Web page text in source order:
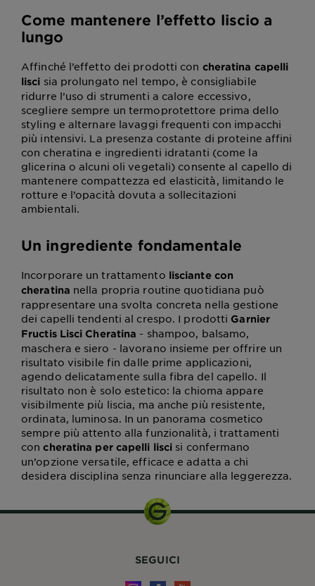
Come mantenere l’effetto liscio a
lungo
Affinché l’effetto dei prodotti con cheratina capelli
lisci sia prolungato nel tempo, è consigliabile
ridurre l’uso di strumenti a calore eccessivo,
scegliere sempre un termoprotettore prima dello
styling e alternare lavaggi frequenti con impacchi
più intensivi. La presenza costante di proteine affini
con cheratina e ingredienti idratanti (come la
glicerina o alcuni oli vegetali) consente al capello di
mantenere compattezza ed elasticità, limitando le
rotture e l’opacità dovuta a sollecitazioni
ambientali.
Un ingrediente fondamentale
Incorporare un trattamento lisciante con
cheratina nella propria routine quotidiana può
rappresentare una svolta concreta nella gestione
dei capelli tendenti al crespo. I prodotti Garnier
Fructis Lisci Cheratina - shampoo, balsamo,
maschera e siero - lavorano insieme per offrire un
risultato visibile fin dalle prime applicazioni,
agendo delicatamente sulla fibra del capello. Il
risultato non è solo estetico: la chioma appare
visibilmente più liscia, ma anche più resistente,
ordinata, luminosa. In un panorama cosmetico
sempre più attento alla funzionalità, i trattamenti
concheratina per capelli lisci si confermano
un’opzione versatile, efficace e adatta a chi
desidera disciplina senza rinunciare alla leggerezza.
SEGUICI